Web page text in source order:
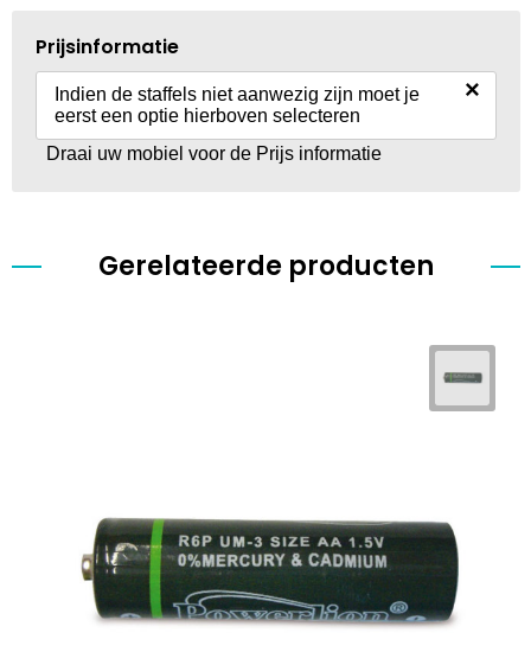
Prijsinformatie
Indien de staffels niet aanwezig zijn moet je
eerst een optie hierboven selecteren
×
Draai uw mobiel voor de Prijs informatie
Gerelateerde producten